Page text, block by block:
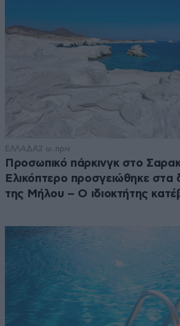
ΕΛΛΑΔΑ2 ω. πριν
Προσωπικό πάρκινγκ στο
Ελικόπτερο προσγειώθηκε στα
της Μήλου – Ο ιδιοκτήτης